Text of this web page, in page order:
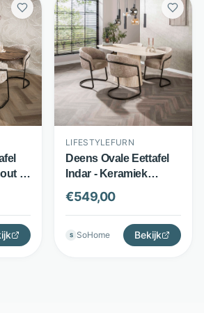
-
-
LIFESTYLEFURN
Deens Ovale Eettafel
Indar - Keramiek
Travertinlook -
Middenpoot - Beige -
LifestyleFurn
€549,00
S SoHome Bekijk